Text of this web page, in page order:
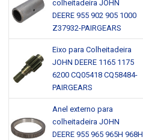
colheitadeira JOHN
DEERE 955 902 905 1000
Z37932-PAIRGEARS
Eixo para Colheitadeira
JOHN DEERE 1165 1175
6200 CQ05418 CQ58484-
PAIRGEARS
Anel externo para
colheitadeira JOHN
DEERE 955 965 965H 968H